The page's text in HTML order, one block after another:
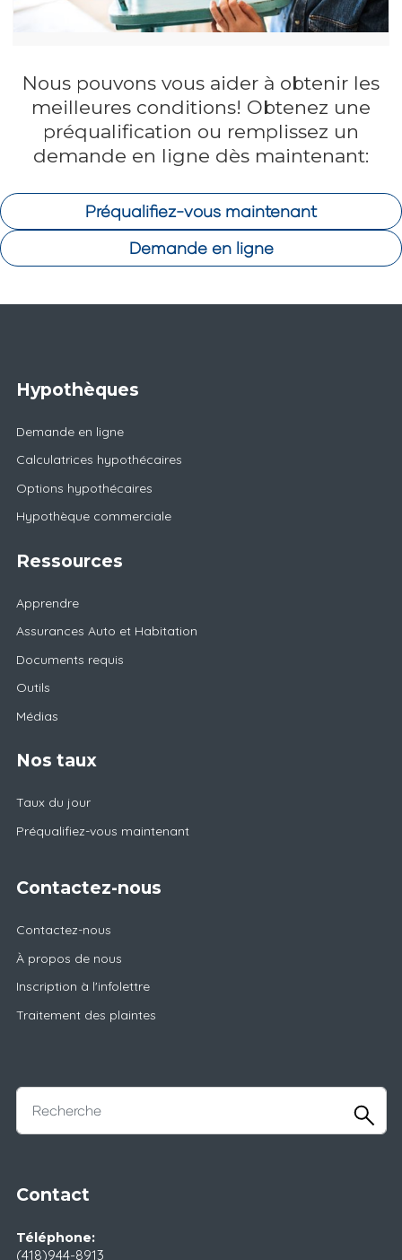
Nous pouvons vous aider à obtenir les
meilleures conditions! Obtenez une
préqualification ou remplissez un
demande en ligne dès maintenant:
Préqualifiez-vous maintenant
Demande en ligne
Hypothèques
Demande en ligne
Calculatrices hypothécaires
Options hypothécaires
Hypothèque commerciale
Ressources
Apprendre
Assurances Auto et Habitation
Documents requis
Outils
Médias
Nos taux
Taux du jour
Préqualifiez-vous maintenant
Contactez-nous
Contactez-nous
À propos de nous
Inscription à l'infolettre
Traitement des plaintes
Contact
Téléphone:
(418)944-8913